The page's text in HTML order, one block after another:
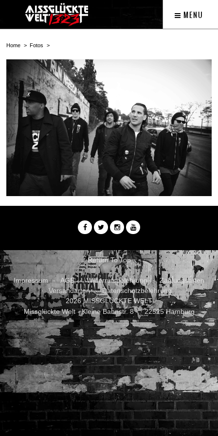
MENU
Home Fotos
Return To Top
Impressum AGB Widerrufsbelehrung
Zahlungsarten
Versandarten
Datenschutzbelehrung
2026 MISSGLÜCKTE WELT
Missglückte Welt - Kleine Bahnstr. 8 - · 22525 Hamburg